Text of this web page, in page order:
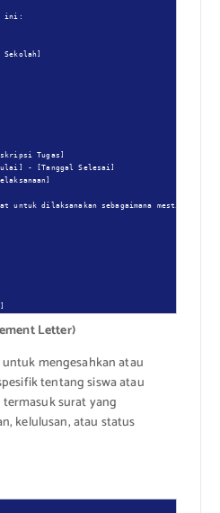
ini:
Sekolah]
Tugas]
- [Tanggal Selesai]
dilaksanakan sebagaimana mestinya.
Letter)
mengesahkan atau
tentang siswa atau
surat yang
kelulusan, atau status